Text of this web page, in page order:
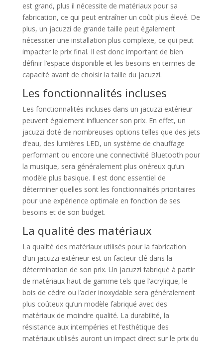
est grand, plus il nécessite de matériaux pour sa
fabrication, ce qui peut entraîner un coût plus élevé. De
plus, un jacuzzi de grande taille peut également
nécessiter une installation plus complexe, ce qui peut
impacter le prix final. Il est donc important de bien
définir l’espace disponible et les besoins en termes de
capacité avant de choisir la taille du jacuzzi.
Les fonctionnalités incluses
Les fonctionnalités incluses dans un jacuzzi extérieur
peuvent également influencer son prix. En effet, un
jacuzzi doté de nombreuses options telles que des jets
d’eau, des lumières LED, un système de chauffage
performant ou encore une connectivité Bluetooth pour
la musique, sera généralement plus onéreux qu’un
modèle plus basique. Il est donc essentiel de
déterminer quelles sont les fonctionnalités prioritaires
pour une expérience optimale en fonction de ses
besoins et de son budget.
La qualité des matériaux
La qualité des matériaux utilisés pour la fabrication
d’un jacuzzi extérieur est un facteur clé dans la
détermination de son prix. Un jacuzzi fabriqué à partir
de matériaux haut de gamme tels que l’acrylique, le
bois de cèdre ou l’acier inoxydable sera généralement
plus coûteux qu’un modèle fabriqué avec des
matériaux de moindre qualité. La durabilité, la
résistance aux intempéries et l’esthétique des
matériaux utilisés auront un impact direct sur le prix du